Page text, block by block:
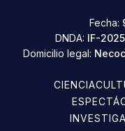
Fecha:
DNDA: IF-
Domicilio legal:
CIENCIA